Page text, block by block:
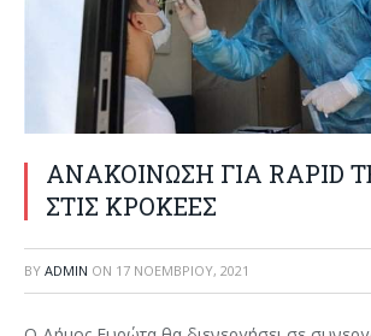
ΑΝΑΚΟΙΝΩΣΗ ΓΙΑ RAPID
ΣΤΙΣ ΚΡΟΚΕΕΣ
BY ADMIN ON 17 ΝΟΕΜΒΡΊΟΥ, 2021